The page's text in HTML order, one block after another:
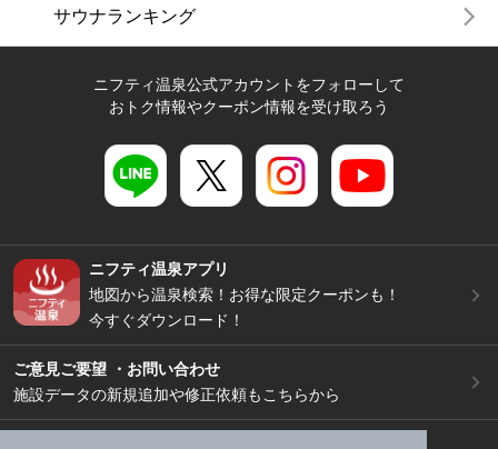
サウナランキング
ニフティ温泉公式アカウントをフォローして
おトク情報やクーポン情報を受け取ろう
ニフティ温泉アプリ
地図から温泉検索！お得な限定クーポンも！
今すぐダウンロード！
ご意見ご要望 ・お問い合わせ
施設データの新規追加や修正依頼もこちらから